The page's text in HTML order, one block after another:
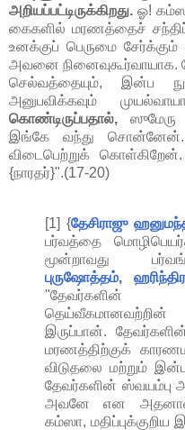
அறியப்பட்டிருக்கிறது. ஓ!
கைகளில் மரணத்தைச்
உனக்குப் பெருமை சேர்க்கும்
அவனை நினைவுகூர்வாயாக.
செல்வத்தையும், இன்ப
அனுபவிக்கவும்
கொண்டிருப்பதால்,
இங்கே வந்து சொன்னேன்.
விடைபெற்றுக்
{நாரதர்}".(17-20)
[1] {தேசிராஜு
பர்வத்தை
மூன்றாவது
புருஷோத்தம்,
"தேவர்களின்
இருப்பான்.
மரணத்திற்குக்
விடுதலை மற்றும்
தேவர்களின்
அவனே என
கம்ஸா,